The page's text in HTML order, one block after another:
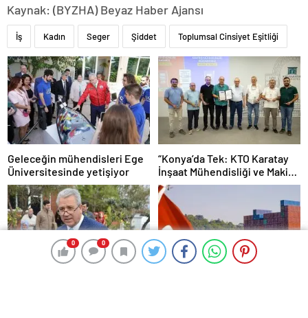
0 0
0 0
Kaynak: (BYZHA) Beyaz Haber Ajansı
İş Kadın Seger Şiddet Toplumsal Cinsiyet Eşitliği
Geleceğin mühendisleri Ege
Üniversitesinde yetişiyor
“Konya’da Tek: KTO Karatay
İnşaat Mühendisliği ve Makine
Mühendisliği Bölümleri
Avrupa’da Tanınacak”